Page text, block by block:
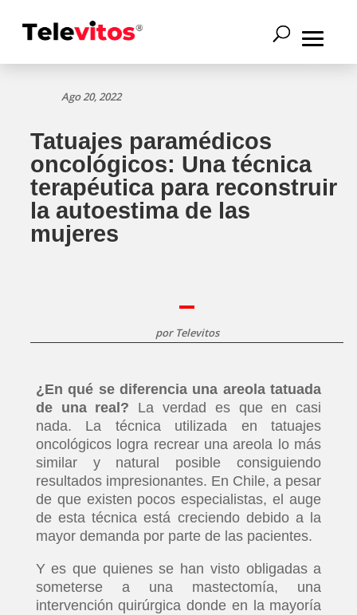
Ago 20, 2022
Tatuajes paramédicos
oncológicos: Una técnica
terapéutica para reconstruir
la autoestima de las
mujeres
por Televitos
¿En qué se diferencia una areola tatuada
de una real? La verdad es que en casi
nada. La técnica utilizada en tatuajes
oncológicos logra recrear una areola lo más
similar y natural posible consiguiendo
resultados impresionantes. En Chile, a pesar
de que existen pocos especialistas, el auge
de esta técnica está creciendo debido a la
mayor demanda por parte de las pacientes.
Y es que quienes se han visto obligadas a
someterse a una mastectomía, una
intervención quirúrgica donde en la mayoría